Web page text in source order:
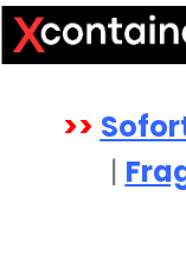
Zum
Inhalt
>>
|